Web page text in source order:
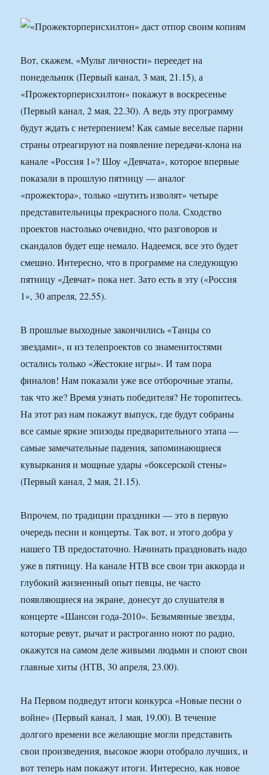
Вот, скажем, «Мульт личности» переедет на
понедельник (Первый канал, 3 мая, 21.15), а
«Прожекторперисхилтон» покажут в воскресенье
(Первый канал, 2 мая, 22.30). А ведь эту программу
будут ждать с нетерпением! Как самые веселые парни
страны отреагируют на появление передачи-клона на
канале «Россия 1»? Шоу «Девчата», которое впервые
показали в прошлую пятницу — аналог
«прожектора», только «шутить изволят» четыре
представительницы прекрасного пола. Сходство
проектов настолько очевидно, что разговоров и
скандалов будет еще немало. Надеемся, все это будет
смешно. Интересно, что в программе на следующую
пятницу «Девчат» пока нет. Зато есть в эту («Россия
1», 30 апреля, 22.55).
В прошлые выходные закончились «Танцы со
звездами», и из телепроектов со знаменитостями
остались только «Жестокие игры». И там пора
финалов! Нам показали уже все отборочные этапы,
так что же? Время узнать победителя? Не торопитесь.
На этот раз нам покажут выпуск, где будут собраны
все самые яркие эпизоды предварительного этапа —
самые замечательные падения, запоминающиеся
кувыркания и мощные удары «боксерской стены»
(Первый канал, 2 мая, 21.15).
Впрочем, по традиции праздники — это в первую
очередь песни и концерты. Так вот, и этого добра у
нашего ТВ предостаточно. Начинать праздновать надо
уже в пятницу. На канале НТВ все свои три аккорда и
глубокий жизненный опыт певцы, не часто
появляющиеся на экране, донесут до слушателя в
концерте «Шансон года-2010». Безымянные звезды,
которые ревут, рычат и растроганно ноют по радио,
окажутся на самом деле живыми людьми и споют свои
главные хиты (НТВ, 30 апреля, 23.00).
На Первом подведут итоги конкурса «Новые песни о
войне» (Первый канал, 1 мая, 19.00). В течение
долгого времени все желающие могли представить
свои произведения, высокое жюри отобрало лучших, и
вот теперь нам покажут итоги. Интересно, как новое